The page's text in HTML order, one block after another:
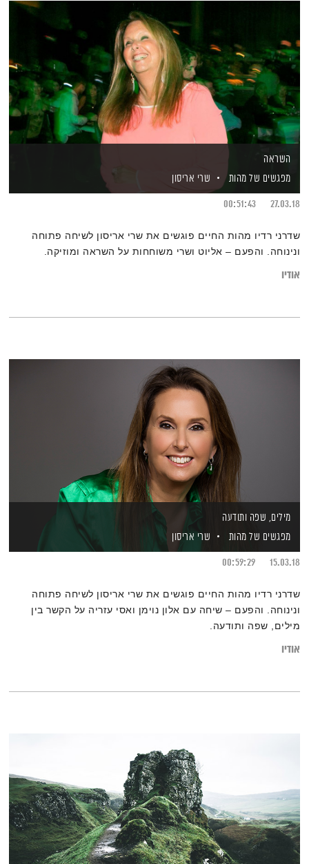
השראה
מפגשים של מהות
שרי אריסון
27.03.18
00:51:43
שדרני רדיו מהות החיים פוגשים את שרי אריסון לשיחה פתוחה
ונינוחה. והפעם – אליוט ושרי משוחחות על השראה ומוזיקה.
אודיו
מילים, שפה ותודעה
מפגשים של מהות
שרי אריסון
15.03.18
00:59:29
שדרני רדיו מהות החיים פוגשים את שרי אריסון לשיחה פתוחה
ונינוחה. והפעם – שיחה עם אלון נוימן ואסי עזריה על הקשר בין
מילים, שפה ותודעה.
אודיו